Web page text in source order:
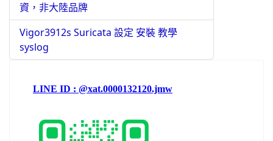
資，非大陸品牌
Vigor3912s Suricata 設定 安裝 教學
syslog